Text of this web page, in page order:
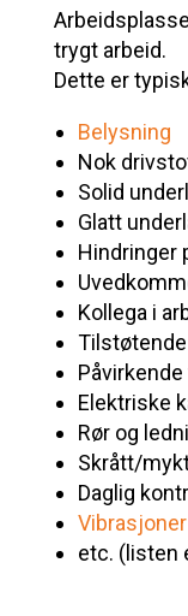
trygt arbeid.
Dette er
Belysning
Nok
Solid
Glatt
Hindringer
Kollega i
Elektriske
Rør og
Skrått/
Daglig
Vibrasjoner
etc. (listen